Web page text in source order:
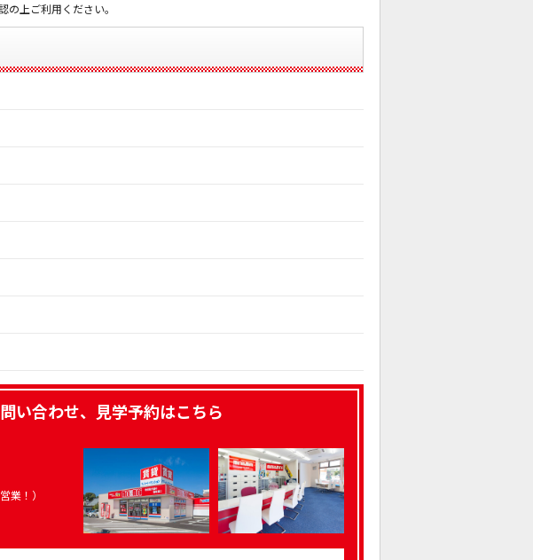
上ご利用ください。
い合わせ、見学予約はこちら
業！）